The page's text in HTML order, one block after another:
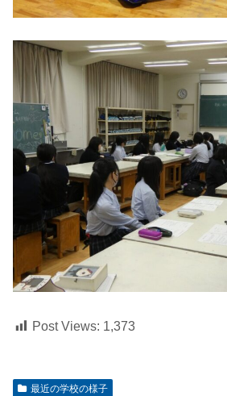
Post Views: 1,373
最近の学校の様子